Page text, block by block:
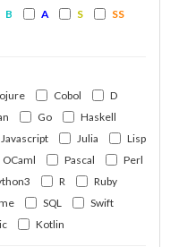
B A S
SS
Cobol
D
Go
Haskell
Javascript Julia
Lisp
OCaml Pascal
Perl
R
Ruby
SQL
Swift
Kotlin